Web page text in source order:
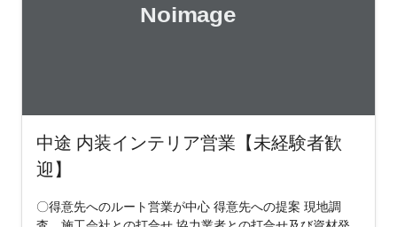
中途 内装インテリア営業【未経験者歓
迎】
〇得意先へのルート営業が中心 得意先への提案 現地調